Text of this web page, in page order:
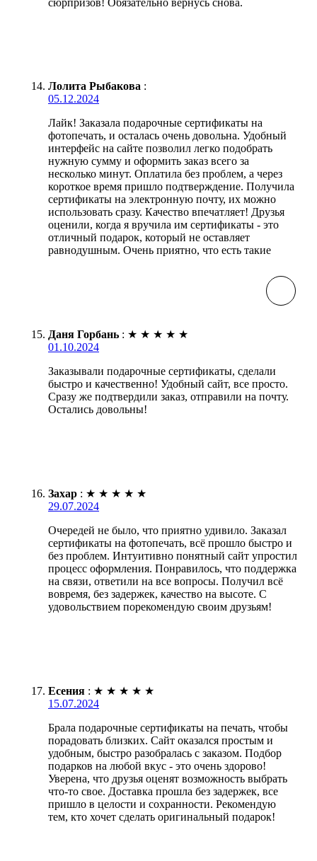
Лолита Рыбакова :
05.12.2024
Лайк! Заказала подарочные сертификаты на
фотопечать, и осталась очень довольна. Удобный
интерфейс на сайте позволил легко подобрать
нужную сумму и оформить заказ всего за
несколько минут. Оплатила без проблем, а через
короткое время пришло подтверждение. Получила
сертификаты на электронную почту, их можно
использовать сразу. Качество впечатляет! Друзья
оценили, когда я вручила им сертификаты - это
отличный подарок, который не оставляет
равнодушным. Очень приятно, что есть такие
Даня Горбань : ★ ★ ★ ★ ★
01.10.2024
Заказывали подарочные сертификаты, сделали
быстро и качественно! Удобный сайт, все просто.
Сразу же подтвердили заказ, отправили на почту.
Остались довольны!
Захар : ★ ★ ★ ★ ★
29.07.2024
Очередей не было, что приятно удивило. Заказал
сертификаты на фотопечать, всё прошло быстро и
без проблем. Интуитивно понятный сайт упростил
процесс оформления. Понравилось, что поддержка
на связи, ответили на все вопросы. Получил всё
вовремя, без задержек, качество на высоте. С
удовольствием порекомендую своим друзьям!
Есения : ★ ★ ★ ★ ★
15.07.2024
Брала подарочные сертификаты на печать, чтобы
порадовать близких. Сайт оказался простым и
удобным, быстро разобралась с заказом. Подбор
подарков на любой вкус - это очень здорово!
Уверена, что друзья оценят возможность выбрать
что-то свое. Доставка прошла без задержек, все
пришло в целости и сохранности. Рекомендую
тем, кто хочет сделать оригинальный подарок!